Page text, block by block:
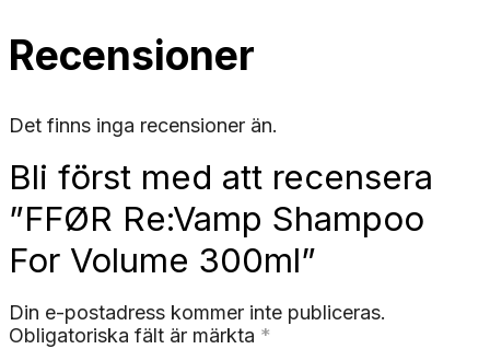
Recensioner
Det finns inga recensioner än.
Bli först med att recensera
”FFØR Re:Vamp Shampoo
For Volume 300ml”
Din e-postadress kommer inte publiceras.
Obligatoriska fält är märkta *